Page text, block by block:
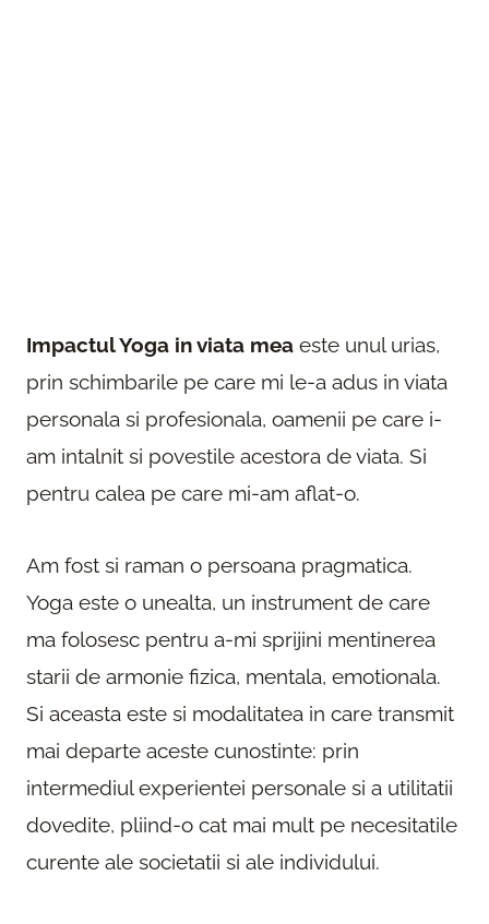
Impactul Yoga in viata mea este unul urias,
prin schimbarile pe care mi le-a adus in viata
personala si profesionala, oamenii pe care i-
am intalnit si povestile acestora de viata. Si
pentru calea pe care mi-am aflat-o.
Am fost si raman o persoana pragmatica.
Yoga este o unealta, un instrument de care
ma folosesc pentru a-mi sprijini mentinerea
starii de armonie fizica, mentala, emotionala.
Si aceasta este si modalitatea in care transmit
mai departe aceste cunostinte: prin
intermediul experientei personale si a utilitatii
dovedite, pliind-o cat mai mult pe necesitatile
curente ale societatii si ale individului.